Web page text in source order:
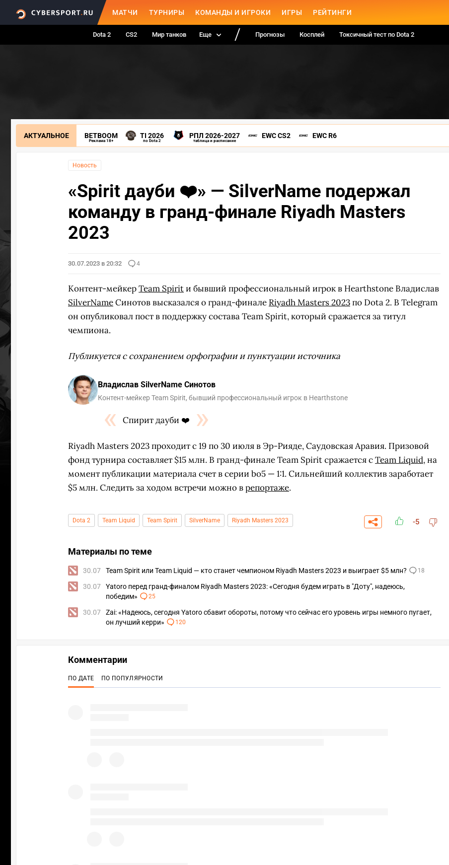
МАТЧИ ТУРНИРЫ КОМАНДЫ И ИГРОКИ ИГРЫ РЕЙТИНГИ
Dota 2 CS2 Мир танков Еще Прогнозы Косплей Токсичный тест по Dota 2
АКТУАЛЬНОЕ BETBOOM
Реклама 18+
TI 2026
по Dota 2
РПЛ 2026-2027
таблица и расписание
EWC CS2 EWC R6
Новость
«Spirit дауби ❤️» — SilverName подержал
команду в гранд-финале Riyadh Masters
2023
30.07.2023 в 20:32 4
Контент-мейкерTeam Spiritи бывший профессиональный игрок в Hearthstone Владислав
SilverNameСинотов высказался о гранд-финале Riyadh Masters 2023по Dota 2. В Telegram
он опубликовал пост в поддержку состава Team Spirit, который сражается за титул
чемпиона.
Публикуется с сохранением орфографии и пунктуации источника
Владислав SilverName Синотов
Контент-мейкер Team Spirit, бывший профессиональный игрок в Hearthstone
Спирит дауби ❤️
Riyadh Masters 2023 проходит с 19 по 30 июля в Эр-Рияде, Саудовская Аравия. Призовой
фонд турнира составляет $15 млн. В гранд-финале Team Spirit сражается сTeam Liquid, на
момент публикации материала счет в серии bo5 — 1:1. Сильнейший коллектив заработает
$5 млн. Следить за ходом встречи можно врепортаже.
Dota 2 Team Liquid Team Spirit SilverName Riyadh Masters 2023 -5
Материалы по теме
30.07 Team Spirit или Team Liquid — кто станет чемпионом Riyadh Masters 2023 и выиграет $5 млн? 18
30.07
Yatoro перед гранд-финалом Riyadh Masters 2023: «Сегодня будем играть в "Доту", надеюсь,
победим»
25
30.07
Zai: «Надеюсь, сегодня Yatoro сбавит обороты, потому что сейчас его уровень игры немного пугает,
он лучший керри»
120
СКАЧАТЬ НА
Комментарии
ПО ДАТЕ ПО ПОПУЛЯРНОСТИ